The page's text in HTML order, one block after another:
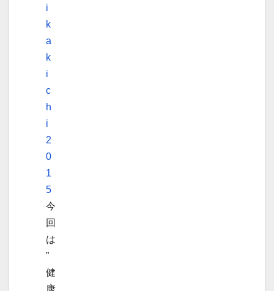
i
k
a
k
i
c
h
i
2
0
1
5
今
回
は
”
健